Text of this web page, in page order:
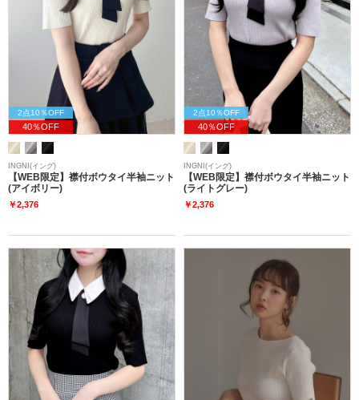
2点10％OFF
40％OFF
INGNI(イング)
【WEB限定】襟付ボウタイ半袖ニット
(アイボリー)
￥2,376
2点10％OFF
40％OFF
INGNI(イング)
【WEB限定】襟付ボウタイ半袖ニット
(ライトグレー)
￥2,376